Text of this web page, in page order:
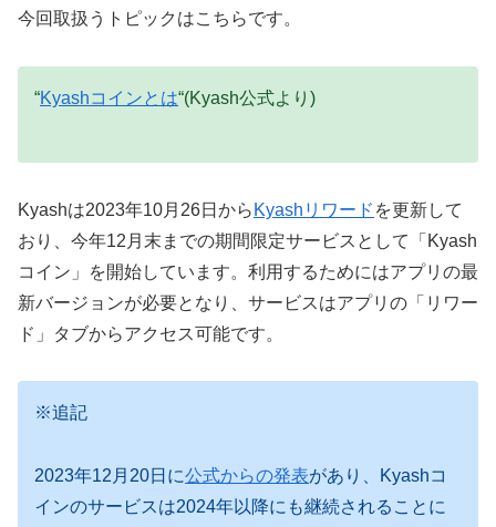
今回取扱うトピックはこちらです。
“Kyashコインとは“(Kyash公式より)
Kyashは2023年10月26日から Kyashリワード を更新して
おり、今年12月末までの期間限定サービスとして「Kyash
コイン」を開始しています。利用するためにはアプリの最
新バージョンが必要となり、サービスはアプリの「リワー
ド」タブからアクセス可能です。
※追記
2023年12月20日に公式からの発表があり、Kyashコ
インのサービスは2024年以降にも継続されることに